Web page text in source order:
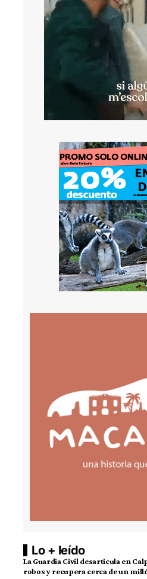
Lo + leído
La Guardia Civil desarticula en
robos y recupera cerca de un